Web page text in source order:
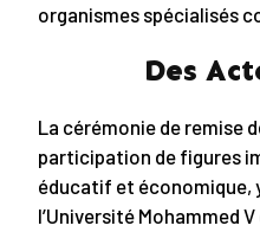
organismes spécialisés
Des
La cérémonie de remise
participation de figures
éducatif et économique,
l’Université Mohammed